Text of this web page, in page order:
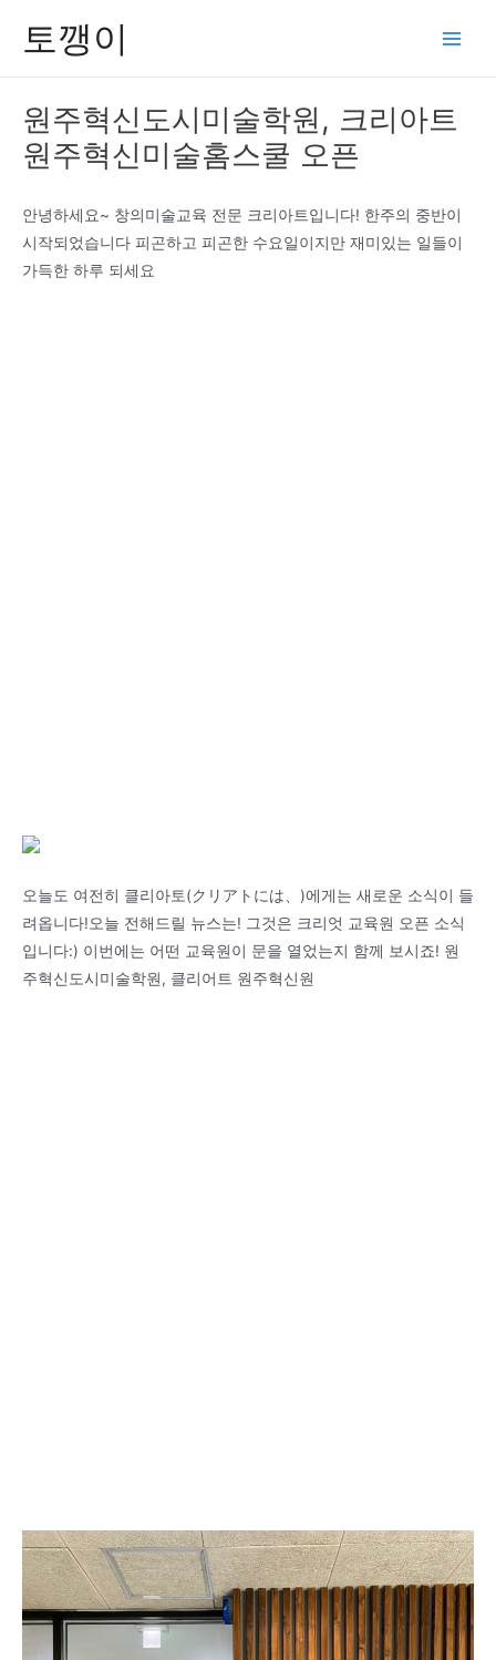
토깽이
원주혁신도시미술학원, 크리아트
원주혁신미술홈스쿨 오픈
안녕하세요~ 창의미술교육 전문 크리아트입니다! 한주의 중반이
시작되었습니다 피곤하고 피곤한 수요일이지만 재미있는 일들이
가득한 하루 되세요
오늘도 여전히 클리아토(クリアトには、)에게는 새로운 소식이 들
려옵니다!오늘 전해드릴 뉴스는! 그것은 크리엇 교육원 오픈 소식
입니다:) 이번에는 어떤 교육원이 문을 열었는지 함께 보시죠! 원
주혁신도시미술학원, 클리어트 원주혁신원